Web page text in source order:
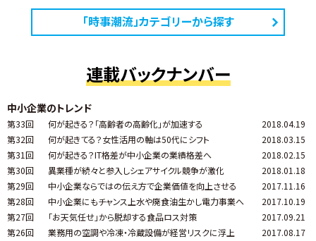
「時事潮流」カテゴリーから探す
連載バックナンバー
中小企業のトレンド
第33回 何が起きる？「高齢者の高齢化」が加速する
2018.04.19
第32回
何が起きてる？女性活用の軸は50代にシフト
2018.03.15
第31回
何が起きる？IT格差が中小企業の業績格差へ
2018.02.15
第30回
異業種が続々と参入しシェアサイクル競争が激化
2018.01.18
第29回
中小企業ならではの伝え方で企業価値を向上させる
2017.11.16
第28回
中小企業にもチャンス上水や廃食油生かし電力事業へ
2017.10.19
第27回
「お天気任せ」から脱却する食品ロス対策
2017.09.21
第26回
業務用の空調や冷凍・冷蔵設備が経営リスクに浮上
2017.08.17